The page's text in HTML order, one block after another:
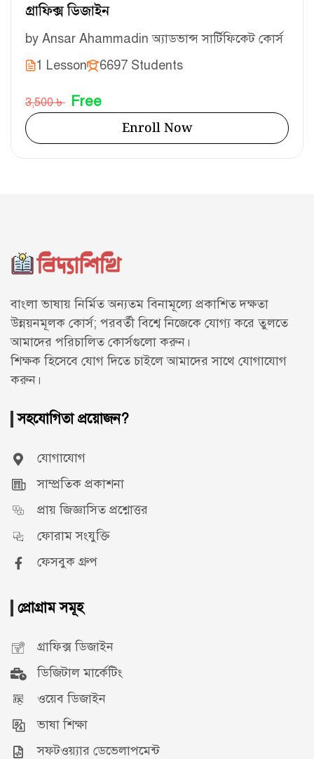
গ্রাফিক্স ডিজাইন
by Ansar Ahammadin অ্যাডভান্স সার্টিফিকেট কোর্স
1 Lesson
6697 Students
3,500 ৳ Free
Enroll Now
বাংলা ভাষায় নির্মিত অন্যতম বিনামূল্যে প্রকাশিত দক্ষতা
উন্নয়নমূলক কোর্স; পরবর্তী বিশ্বে নিজেকে যোগ্য করে তুলতে
আমাদের পরিচালিত কোর্সগুলো করুন।
শিক্ষক হিসেবে যোগ দিতে চাইলে আমাদের সাথে যোগাযোগ
করুন।
সহযোগিতা প্রয়োজন?
যোগাযোগ
সাম্প্রতিক প্রকাশনা
প্রায় জিজ্ঞাসিত প্রশ্নোত্তর
ফোরাম সংযুক্তি
ফেসবুক গ্রুপ
প্রোগ্রাম সমূহ
গ্রাফিক্স ডিজাইন
ডিজিটাল মার্কেটিং
ওয়েব ডিজাইন
ভাষা শিক্ষা
সফটওয়্যার ডেভেলাপমেন্ট